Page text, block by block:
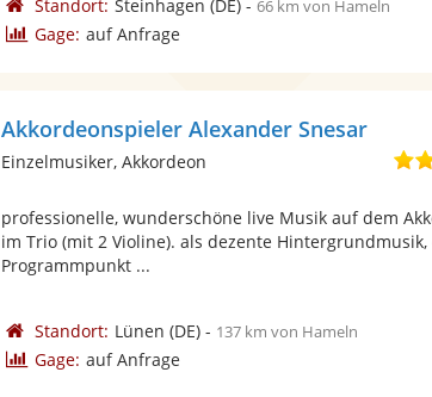
Standort: Steinhagen (DE)- 66 km von Hameln
Gage: auf Anfrage
Akkordeonspieler Alexander Snesar
Einzelmusiker, Akkordeon
professionelle, wunderschöne live Musik auf dem
im Trio (mit 2 Violine). als dezente
Programmpunkt ...
Standort: Lünen (DE)- 137 km von Hameln
Gage: auf Anfrage